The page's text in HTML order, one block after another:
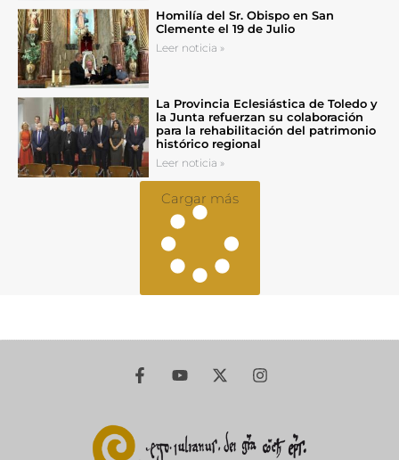
Homilía del Sr. Obispo en San
Clemente el 19 de Julio
Leer noticia »
La Provincia Eclesiástica de Toledo y
la Junta refuerzan su colaboración
para la rehabilitación del patrimonio
histórico regional
Leer noticia »
Cargar más